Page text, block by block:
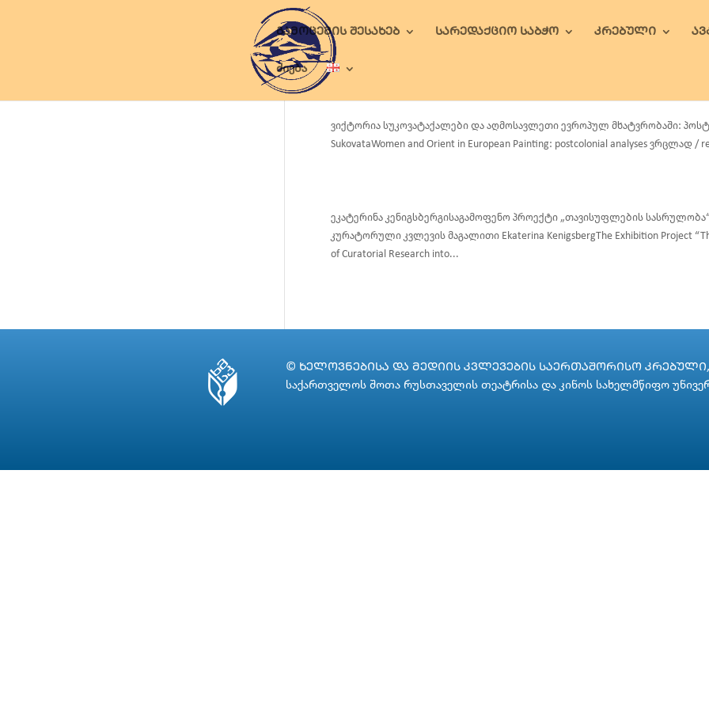
ᲒᲐᲛᲝᲪᲔᲛᲘᲡ ᲨᲔᲡᲐᲮᲔᲑ ᲡᲐᲠᲔᲓᲐᲥᲪᲘᲝ ᲡᲐᲑᲭᲝ ᲙᲠᲔᲑᲣᲚᲘ
ძიება
ვიქტორია სუკოვატაქალები და აღმოსავლეთი ევროპულ მხატვრობაში:
SukovataWomen and Orient in European Painting: postcolonial analyses ვრცლად /
ეკატერინა კენიგსბერგისაგამოფენო პროექტი „თავისუფლების
კურატორული კვლევის მაგალითი Ekaterina KenigsbergThe Exhibition Project
of Curatorial Research into...
© ᲮᲔᲚᲝᲕᲜᲔᲑᲘᲡᲐ ᲓᲐ ᲛᲔᲓᲘᲘᲡ ᲙᲕᲚᲔᲕᲔᲑᲘᲡ ᲡᲐᲔᲠᲗᲐᲨᲝᲠᲘᲡᲝ ᲙᲠᲔᲑᲣᲚᲘ,
საქართველოს შოთა რუსთაველის თეატრისა და კინოს სახელმწიფო